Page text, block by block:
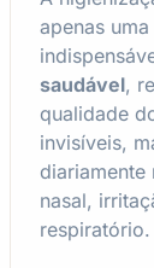
apenas
saudável,
qualidade
invisíveis,
diariamente
nasal,
respiratório.